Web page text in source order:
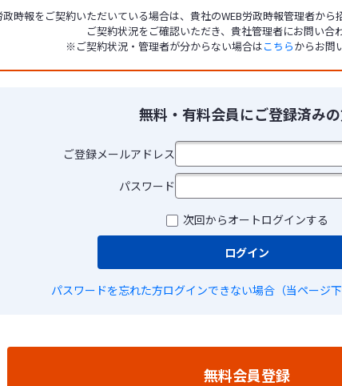
政時報をご契約いただいている場合は、貴社のWEB労政時報管理者から
ご契約状況をご確認いただき、貴社管理者にお問い合
※ご契約状況・管理者が分からない場合はこちらからお問
無料・有料会員にご登録済み
ご登録メールアドレス
パスワード
次回からオートログインする
ログイン
パスワードを忘れた方ログインできない場合（当ページ
無料会員登録